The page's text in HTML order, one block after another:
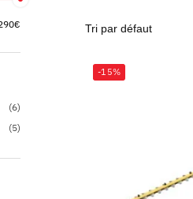
-15%
(6)
(5)